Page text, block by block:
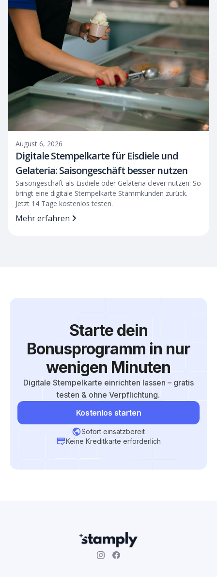
August 6, 2026
Digitale Stempelkarte für Eisdiele und
Gelateria: Saisongeschäft besser nutzen
Saisongeschäft als Eisdiele oder Gelateria clever nutzen: So
bringt eine digitale Stempelkarte Stammkunden zurück.
Jetzt 14 Tage kostenlos testen.
Mehr erfahren
Starte dein
Bonusprogramm in nur
wenigen Minuten
Digitale Stempelkarte einrichten lassen – gratis
testen & ohne Verpflichtung.
Kostenlos starten
Sofort einsatzbereit
Keine Kreditkarte erforderlich